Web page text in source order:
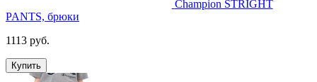
Champion STRIGHT
PANTS, брюки
1113 руб.
Купить